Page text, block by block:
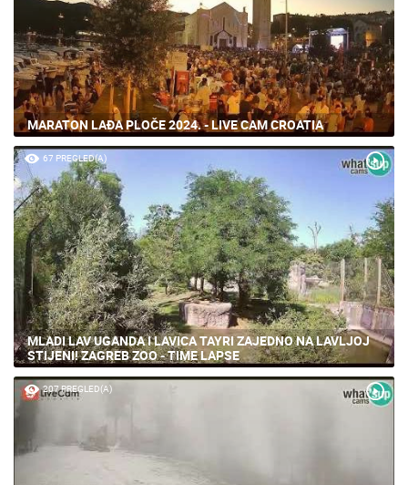
MARATON LAĐA PLOČE 2024. - LIVE CAM CROATIA
67 PREGLED(A)
MLADI LAV UGANDA I LAVICA TAYRI ZAJEDNO NA LAVLJOJ
STIJENI! ZAGREB ZOO - TIME LAPSE
207 PREGLED(A)